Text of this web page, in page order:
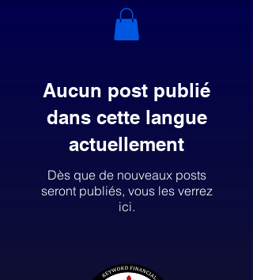
Aucun post publié
dans cette langue
actuellement
Dès que de nouveaux posts
seront publiés, vous les verrez
ici.